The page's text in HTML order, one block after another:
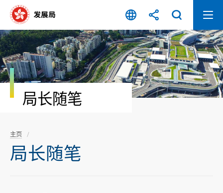
容
开
始
局长随笔
主页
局长随笔